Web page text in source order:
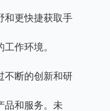
和更快捷获取手
作环境。
不断的创新和研
品和服务。未